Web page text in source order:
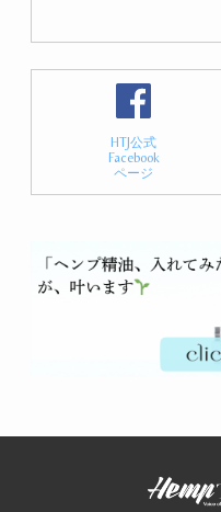
HTJ公式
Facebook
ページ